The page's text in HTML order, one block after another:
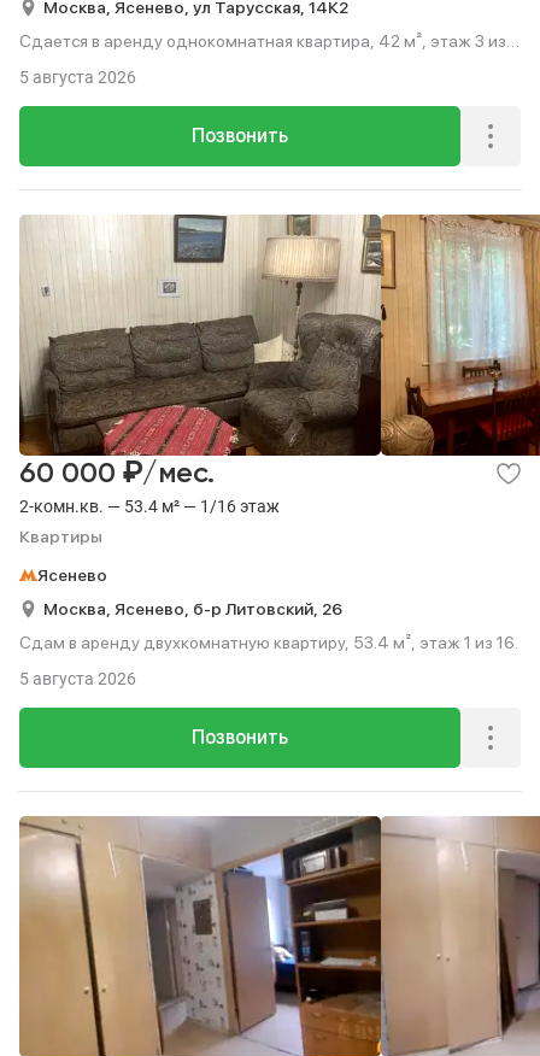
Москва, Ясенево, ул Тарусская, 14К2
Сдается в аренду однокомнатная квартира, 42 м², этаж 3 из
Позвонить
5 августа 2026
2-комн.кв. — 53.4 м² — 1/16 этаж
Квартиры
60 000 ₽/мес.
Ясенево
Москва, Ясенево, б-р Литовский, 26
Сдам в аренду двухкомнатную квартиру, 53.4 м², этаж 1 из 16.
Позвонить
5 августа 2026